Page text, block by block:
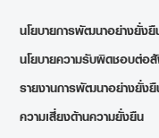
นโยบายการพัฒนาอย่างยั่ง
นโยบายความรับผิดชอบต่อ
รายงานการพัฒนาอย่างยั่ง
ความเสี่ยงด้านความยั่งยืน